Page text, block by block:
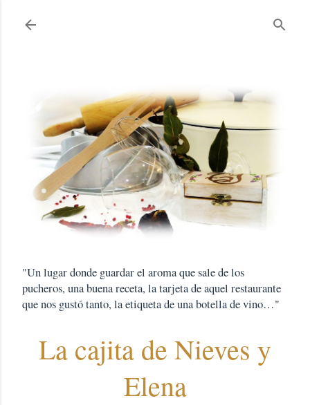
"Un lugar donde guardar el aroma que sale de los
pucheros, una buena receta, la tarjeta de aquel restaurante
que nos gustó tanto, la etiqueta de una botella de vino…"
La cajita de Nieves y
Elena